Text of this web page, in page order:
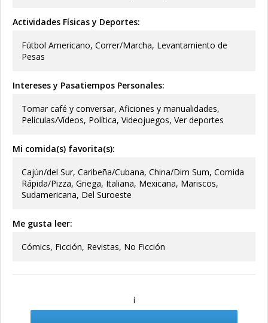
Actividades Físicas y Deportes:
Fútbol Americano, Correr/Marcha, Levantamiento de
Pesas
Intereses y Pasatiempos Personales:
Tomar café y conversar, Aficiones y manualidades,
Películas/Vídeos, Política, Videojuegos, Ver deportes
Mi comida(s) favorita(s):
Cajún/del Sur, Caribeña/Cubana, China/Dim Sum, Comida
Rápida/Pizza, Griega, Italiana, Mexicana, Mariscos,
Sudamericana, Del Suroeste
Me gusta leer:
Cómics, Ficción, Revistas, No Ficción
¡